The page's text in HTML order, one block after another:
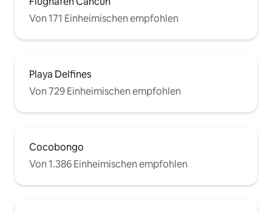
Von 171 Einheimischen empfohlen
Playa Delfines
Von 729 Einheimischen empfohlen
Cocobongo
Von 1.386 Einheimischen empfohlen